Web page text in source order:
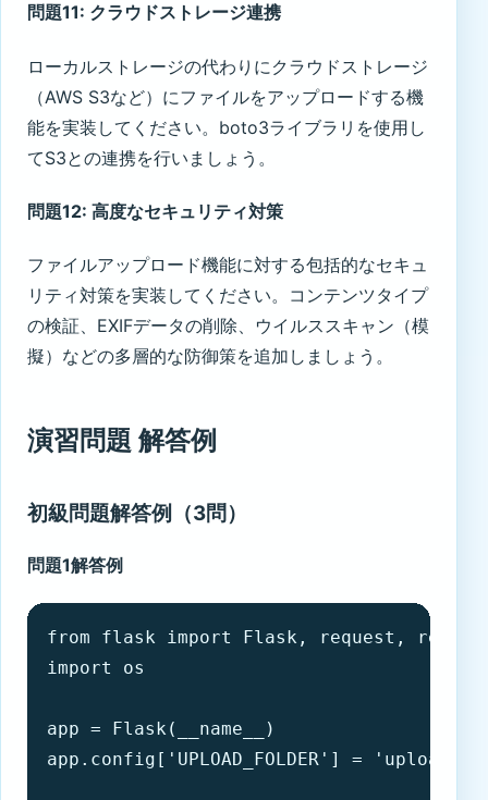
問題11: クラウドストレージ連携
ローカルストレージの代わりにクラウドストレージ
（AWS S3など）にファイルをアップロードする機
能を実装してください。boto3ライブラリを使用し
てS3との連携を行いましょう。
問題12: 高度なセキュリティ対策
ファイルアップロード機能に対する包括的なセキュ
リティ対策を実装してください。コンテンツタイプ
の検証、EXIFデータの削除、ウイルススキャン（模
擬）などの多層的な防御策を追加しましょう。
演習問題 解答例
初級問題解答例（3問）
問題1解答例
from flask import Flask, request,
import os
app = Flask(__name__)
app.config['UPLOAD_FOLDER'] = 'uploads'